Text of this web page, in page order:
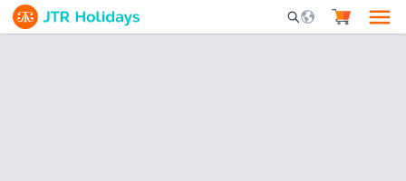
Mobile Search